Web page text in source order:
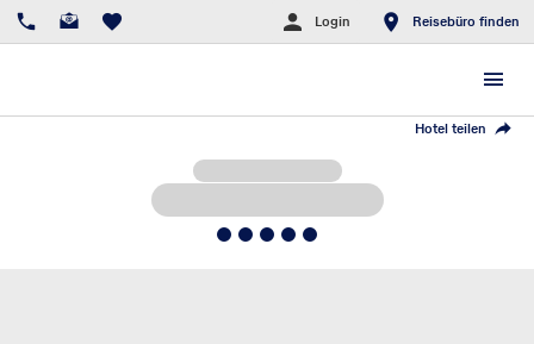
Login Reisebüro finden
Hotel teilen
5